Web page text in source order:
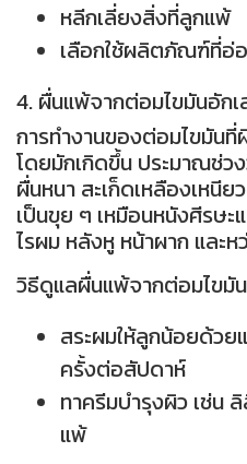
หลีกเลี่ยงสิ่งที่ลูกแพ้
เลือกใช้ผลิตภัณฑ์ที่อ่
4. ผื่นแพ้จากต่อมไขมันอักเ
การทำงานของต่อมไขมัน
โดยมักเกิดขึ้น ประมาณช่ว
ผื่นหนา สะเก็ดเหลืองเหนี
เป็นขุย ๆ เหมือนหนังศีรษ
ไรผม หลังหู หน้าผาก และห
วิธีดูแลผื่นแพ้จากต่อมไขมั
สระผมให้ลูกน้อยด้ว
ครั้งต่อสัปดาห์
ทาครีมบำรุงผิว เช่น
แพ้